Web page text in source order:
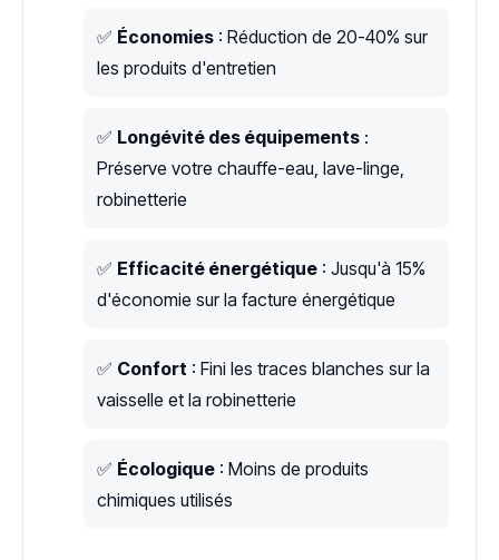
✅ Économies : Réduction de 20-40% sur
les produits d'entretien
✅ Longévité des équipements :
Préserve votre chauffe-eau, lave-linge,
robinetterie
✅ Efficacité énergétique : Jusqu'à 15%
d'économie sur la facture énergétique
✅ Confort : Fini les traces blanches sur la
vaisselle et la robinetterie
✅ Écologique : Moins de produits
chimiques utilisés